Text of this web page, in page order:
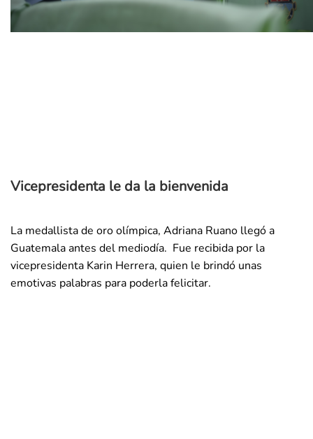
Vicepresidenta le da la bienvenida
La medallista de oro olímpica, Adriana Ruano llegó a
Guatemala antes del mediodía. Fue recibida por la
vicepresidenta Karin Herrera, quien le brindó unas
emotivas palabras para poderla felicitar.